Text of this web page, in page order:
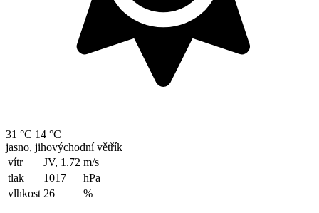
31 °C 14 °C
jasno, jihovýchodní větřík
vítr
JV, 1.72 m/s
tlak
1017
hPa
vlhkost 26 %